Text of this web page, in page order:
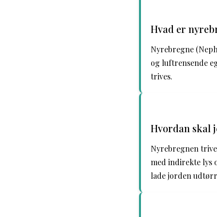
Hvad er
Nyrebregne
og luftrensende
trives.
Hvordan skal
Nyrebregnen
med indirekte lys
lade jorden